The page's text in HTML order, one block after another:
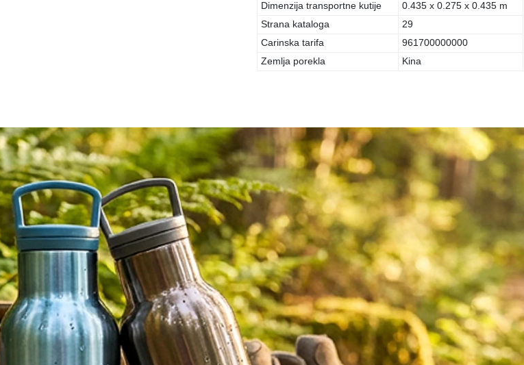
Dimenzija transportne kutije
0.435 x 0.275 x 0.435 m
Strana kataloga
29
Carinska tarifa
961700000000
Zemlja porekla
Kina